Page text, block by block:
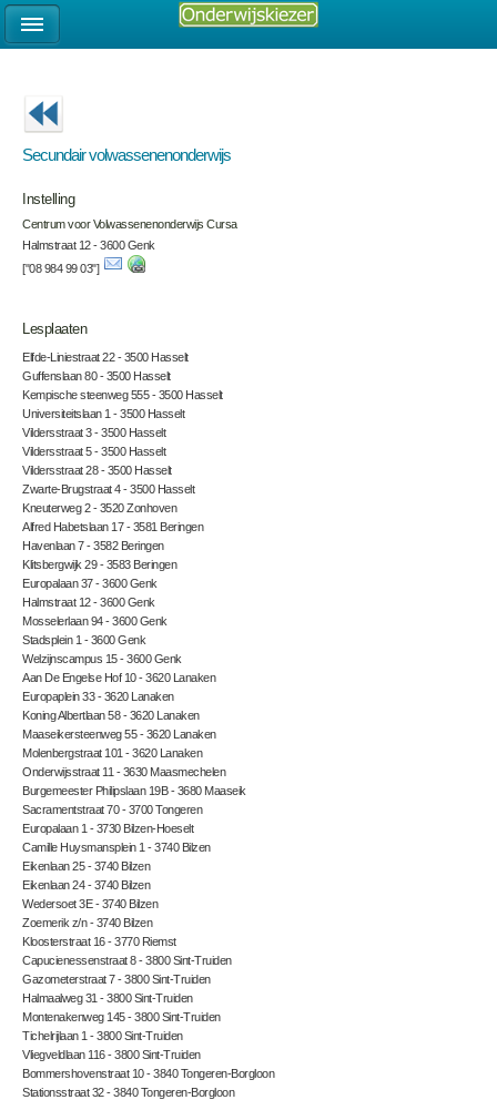
Secundair volwassenenonderwijs
Instelling
Centrum voor Volwassenenonderwijs Cursa
Halmstraat 12 - 3600 Genk
["08 984 99 03"]
Lesplaaten
Elfde-Liniestraat 22 - 3500 Hasselt
Guffenslaan 80 - 3500 Hasselt
Kempische steenweg 555 - 3500 Hasselt
Universiteitslaan 1 - 3500 Hasselt
Vildersstraat 3 - 3500 Hasselt
Vildersstraat 5 - 3500 Hasselt
Vildersstraat 28 - 3500 Hasselt
Zwarte-Brugstraat 4 - 3500 Hasselt
Kneuterweg 2 - 3520 Zonhoven
Alfred Habetslaan 17 - 3581 Beringen
Havenlaan 7 - 3582 Beringen
Klitsbergwijk 29 - 3583 Beringen
Europalaan 37 - 3600 Genk
Halmstraat 12 - 3600 Genk
Mosselerlaan 94 - 3600 Genk
Stadsplein 1 - 3600 Genk
Welzijnscampus 15 - 3600 Genk
Aan De Engelse Hof 10 - 3620 Lanaken
Europaplein 33 - 3620 Lanaken
Koning Albertlaan 58 - 3620 Lanaken
Maaseikersteenweg 55 - 3620 Lanaken
Molenbergstraat 101 - 3620 Lanaken
Onderwijsstraat 11 - 3630 Maasmechelen
Burgemeester Philipslaan 19B - 3680 Maaseik
Sacramentstraat 70 - 3700 Tongeren
Europalaan 1 - 3730 Bilzen-Hoeselt
Camille Huysmansplein 1 - 3740 Bilzen
Eikenlaan 25 - 3740 Bilzen
Eikenlaan 24 - 3740 Bilzen
Wedersoet 3E - 3740 Bilzen
Zoemerik z/n - 3740 Bilzen
Kloosterstraat 16 - 3770 Riemst
Capucienessenstraat 8 - 3800 Sint-Truiden
Gazometerstraat 7 - 3800 Sint-Truiden
Halmaalweg 31 - 3800 Sint-Truiden
Montenakenweg 145 - 3800 Sint-Truiden
Tichelrijlaan 1 - 3800 Sint-Truiden
Vliegveldlaan 116 - 3800 Sint-Truiden
Bommershovenstraat 10 - 3840 Tongeren-Borgloon
Stationsstraat 32 - 3840 Tongeren-Borgloon